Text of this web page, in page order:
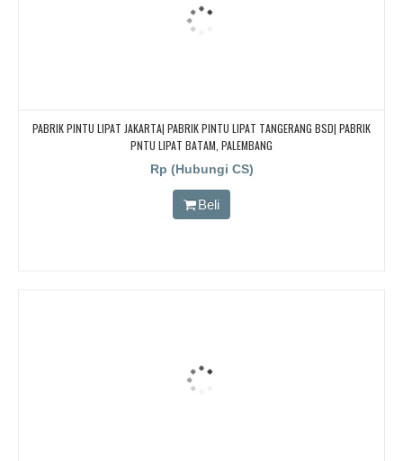
PABRIK PINTU LIPAT JAKARTA| PABRIK PINTU LIPAT TANGERANG BSD| PABRIK
PNTU LIPAT BATAM, PALEMBANG
Rp (Hubungi CS)
Beli